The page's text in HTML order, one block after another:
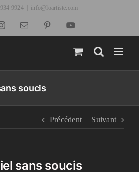
9924 info@loartiste.com
InstagramEmail Pinterest
soucis
Précédent Suivant
sans soucis